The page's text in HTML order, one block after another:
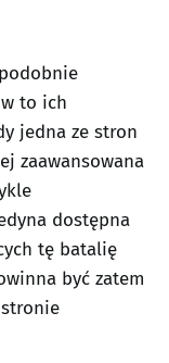
to ich
jedna ze stron
zaawansowana
dostępna
tę batalię
być zatem